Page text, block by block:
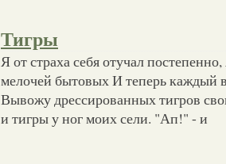
Тигры
Я от страха себя отучал
мелочей бытовых И теперь каждый
Вывожу дрессированных тигров
и тигры у ног моих сели. "Ап!" - и